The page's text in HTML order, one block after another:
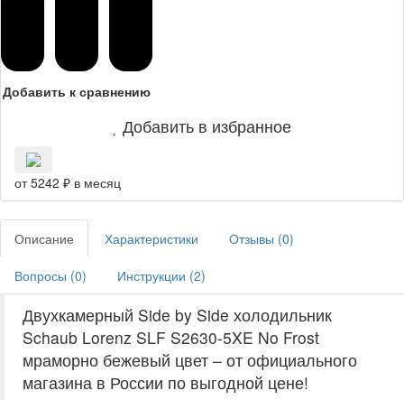
Добавить к сравнению
Добавить в избранное
от 5242 ₽ в месяц
Описание Характеристики Отзывы (0)
Вопросы (0) Инструкции (2)
Двухкамерный Side by Side холодильник
Schaub Lorenz SLF S2630-5XE No Frost
мраморно бежевый цвет – от официального
магазина в России по выгодной цене!